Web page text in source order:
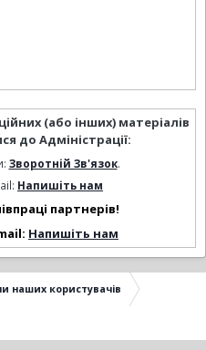
(або інших) матеріалів
до Адміністрації:
Зворотній Зв'язок.
Напишіть нам
партнерів!
Напишіть нам
наших користувачів